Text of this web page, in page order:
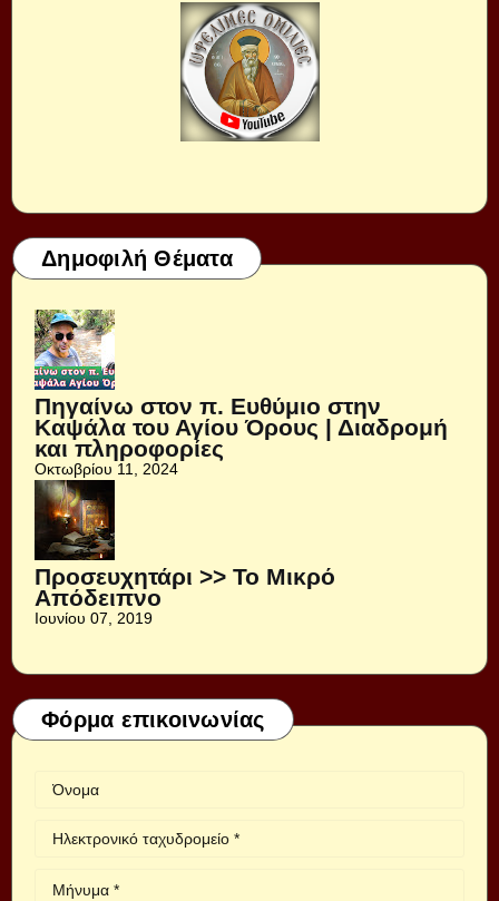
Δημοφιλή Θέματα
Πηγαίνω στον π. Ευθύμιο στην
Καψάλα του Αγίου Όρους | Διαδρομή
και πληροφορίες
Οκτωβρίου 11, 2024
Προσευχητάρι >> Το Μικρό
Απόδειπνο
Ιουνίου 07, 2019
Φόρμα επικοινωνίας